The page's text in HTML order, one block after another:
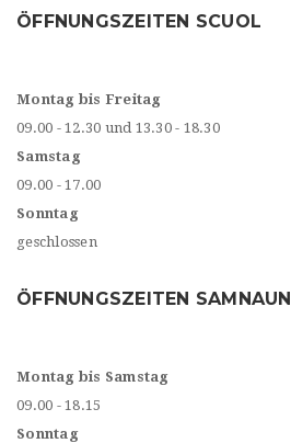
ÖFFNUNGSZEITEN SCUOL
Montag bis Freitag
09.00 - 12.30 und 13.30 - 18.30
Samstag
09.00 - 17.00
Sonntag
geschlossen
ÖFFNUNGSZEITEN SAMNAUN
Montag bis Samstag
09.00 - 18.15
Sonntag